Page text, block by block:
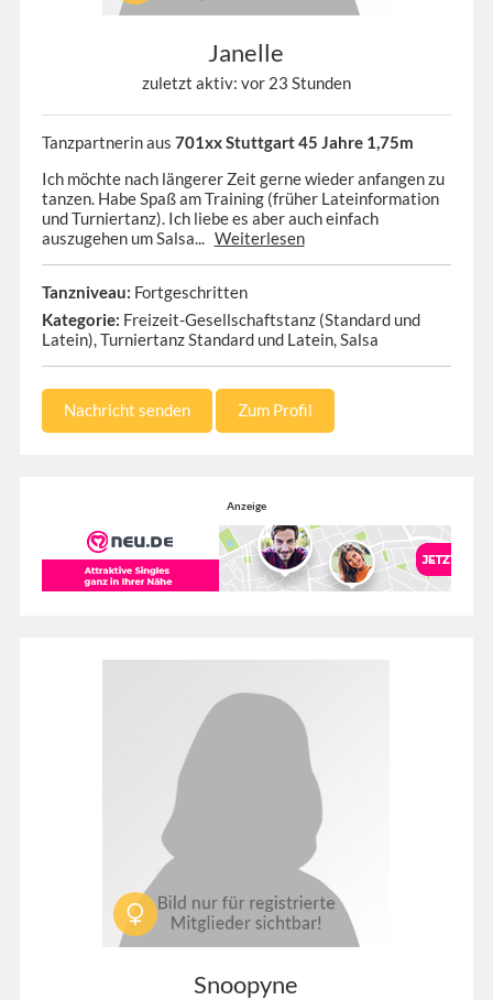
Janelle
zuletzt aktiv: vor 23 Stunden
Tanzpartnerin aus 701xx Stuttgart 45 Jahre 1,75m
Ich möchte nach längerer Zeit gerne wieder anfangen zu
tanzen. Habe Spaß am Training (früher Lateinformation
und Turniertanz). Ich liebe es aber auch einfach
auszugehen um Salsa... Weiterlesen
Tanzniveau: Fortgeschritten
Kategorie: Freizeit-Gesellschaftstanz (Standard und
Latein), Turniertanz Standard und Latein, Salsa
Nachricht senden Zum Profil
Anzeige
Snoopyne